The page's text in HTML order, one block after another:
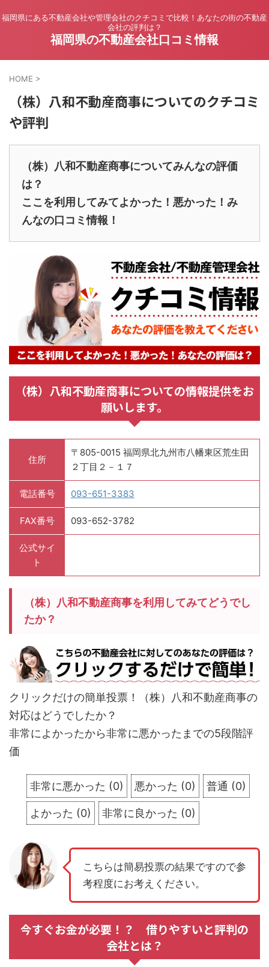
福岡県にある不動産会社や管理会社のクチコミで比較！あなたの街の不動産
会社の評判は？
福岡県の不動産会社口コミ情報
HOME >
（株）八和不動産商事についてのクチコミ
や評判
（株）八和不動産商事についてみんなの評価
は？
ここを利用してみてよかった！悪かった！み
んなの口コミ情報！
（株）八和不動産商事についての情報提供をお
願いします。
住所
〒805-0015 福岡県北九州市八幡東区荒生田
２丁目２－１７
電話番号 093-651-3383
FAX番号 093-652-3782
公式サイ
ト
（株）八和不動産商事を利用してみてどうでし
たか？
クリックだけの簡単投票！（株）八和不動産商事の
対応はどうでしたか？
非常によかったから非常に悪かったまでの5段階評
価
非常に悪かった (0) 悪かった (0) 普通 (0)
よかった (0) 非常に良かった (0)
こちらは簡易投票の結果ですので参
考程度にお考えください。
今すぐお金が必要！？ 借りやすいと評判の
会社とは？